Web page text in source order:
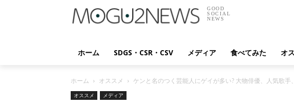
GOOD
SOCIAL
NEWS
ホーム SDGS・CSR・CSV メディア 食べてみた オ
ホーム オススメ ケンと名のつく芸能人にゲイが多い? 大物俳優、人気歌
オススメ メディア